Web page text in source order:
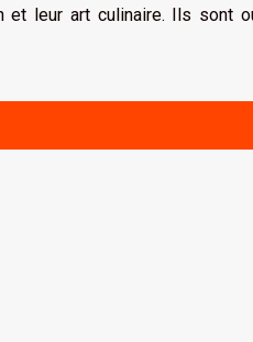
leur art culinaire. Ils sont